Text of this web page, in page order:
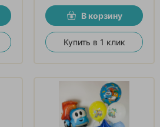
В корзину
Купить в 1 клик